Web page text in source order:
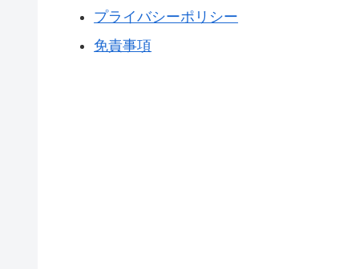
プライバシーポリシー
免責事項